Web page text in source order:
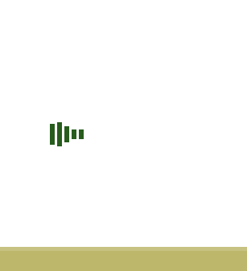
konnte nicht geladen werden.